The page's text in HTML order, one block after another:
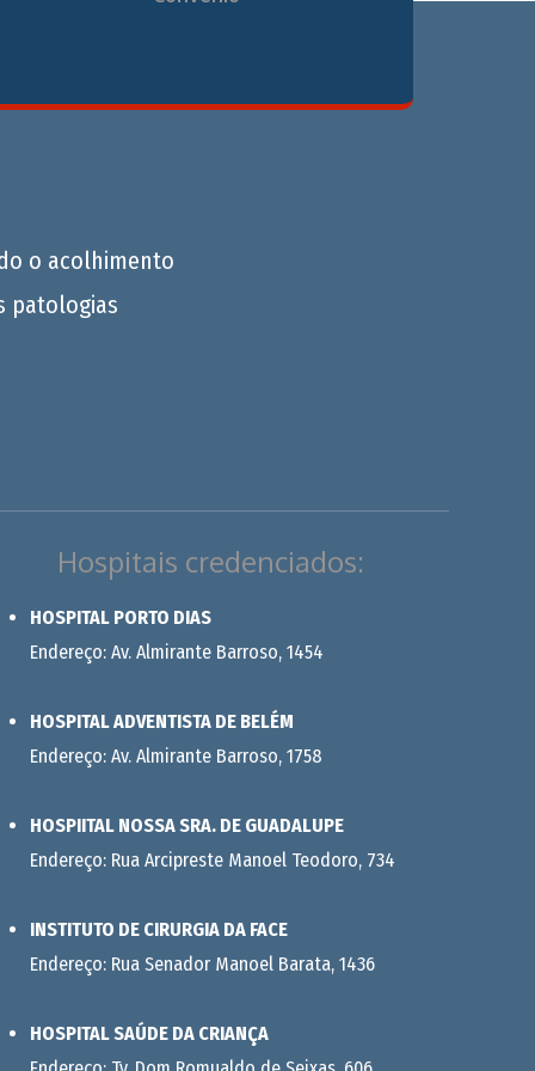
o acolhimento
patologias
Hospitais credenciados:
HOSPITAL PORTO DIAS
Endereço: Av. Almirante Barroso, 1454
HOSPITAL ADVENTISTA DE BELÉM
Endereço: Av. Almirante Barroso, 1758
HOSPIITAL NOSSA SRA. DE GUADALUPE
Endereço: Rua Arcipreste Manoel Teodoro, 734
INSTITUTO DE CIRURGIA DA FACE
Endereço: Rua Senador Manoel Barata, 1436
HOSPITAL SAÚDE DA CRIANÇA